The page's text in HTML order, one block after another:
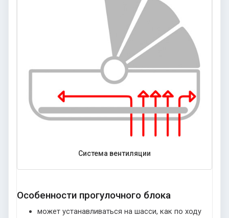
Система вентиляции
Особенности прогулочного блока
может устанавливаться на шасси, как по ходу